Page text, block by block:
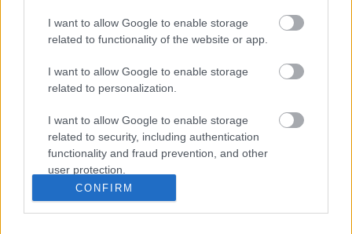
I want to allow Google to enable storage
related to functionality of the website or app.
I want to allow Google to enable storage
related to personalization.
I want to allow Google to enable storage
related to security, including authentication
functionality and fraud prevention, and other
user protection.
CONFIRM
Cfmoto Egyéb
Szín:
Üzemanyag: Benzin
2 238 800 Ft
Volvo Ex40
Szín:
Üzemanyag: Elektromos